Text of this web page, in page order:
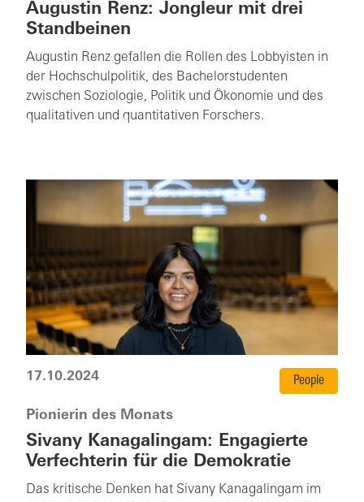
Augustin Renz: Jongleur mit drei
Standbeinen
Augustin Renz gefallen die Rollen des Lobbyisten in
der Hochschulpolitik, des Bachelorstudenten
zwischen Soziologie, Politik und Ökonomie und des
qualitativen und quantitativen Forschers.
17.10.2024 People
Pionierin des Monats
Sivany Kanagalingam: Engagierte
Verfechterin für die Demokratie
Das kritische Denken hat Sivany Kanagalingam im